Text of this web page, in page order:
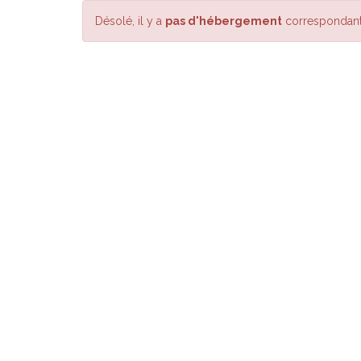
Désolé, il y a pas d'hébergement